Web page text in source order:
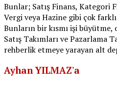
Bunlar; Satış Finans, Kategori
Vergi veya Hazine gibi çok
Bunların bir kısmı işi
Satış Takımları ve Pazarlama
rehberlik etmeye yarayan alt
Ayhan YILMAZ'a